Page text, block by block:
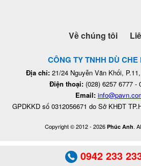
Về chúng tôi
CÔNG TY TNHH DÙ CHE
Địa chỉ:21/24 Nguyễn Văn Khối,
Điện thoại: (028) 6257 6777 -
Email:
GPDKKD số 0312056671 do Sở KHĐT
Copyright © 2012 - 2026 Phúc Anh.
0942 233